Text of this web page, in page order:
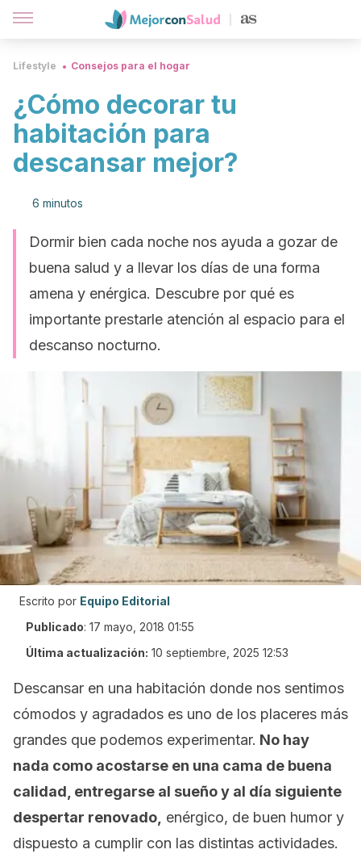
Lifestyle Consejos para el hogar
¿Cómo decorar tu
habitación para
descansar mejor?
6 minutos
Dormir bien cada noche nos ayuda a gozar de
buena salud y a llevar los días de una forma
amena y enérgica. Descubre por qué es
importante prestarle atención al espacio para el
descanso nocturno.
Escrito por Equipo Editorial
Publicado: 17 mayo, 2018 01:55
Última actualización: 10 septiembre, 2025 12:53
Descansar en una habitación donde nos sentimos
cómodos y agradados es uno de los placeres más
grandes que podemos experimentar. No hay
nada como acostarse en una cama de buena
calidad, entregarse al sueño y al día siguiente
despertar renovado, enérgico, de buen humor y
dispuesto a cumplir con las distintas actividades.